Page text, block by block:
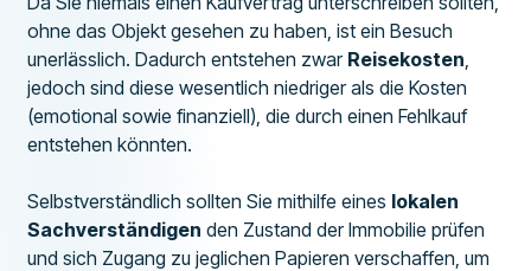
ohne das Objekt gesehen zu haben, ist ein Besuch
unerlässlich. Dadurch entstehen zwar Reisekosten,
jedoch sind diese wesentlich niedriger als die Kosten
(emotional sowie finanziell), die durch einen Fehlkauf
entstehen könnten.
Selbstverständlich sollten Sie mithilfe eines lokalen
Sachverständigen den Zustand der Immobilie prüfen
und sich Zugang zu jeglichen Papieren verschaffen, um